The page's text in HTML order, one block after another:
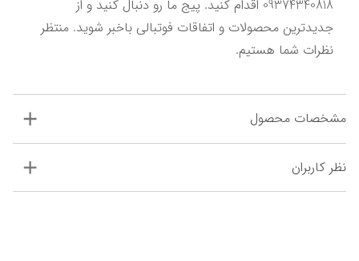
نظرات شما هستیم.
مشخصات محصول
نظر کاربران